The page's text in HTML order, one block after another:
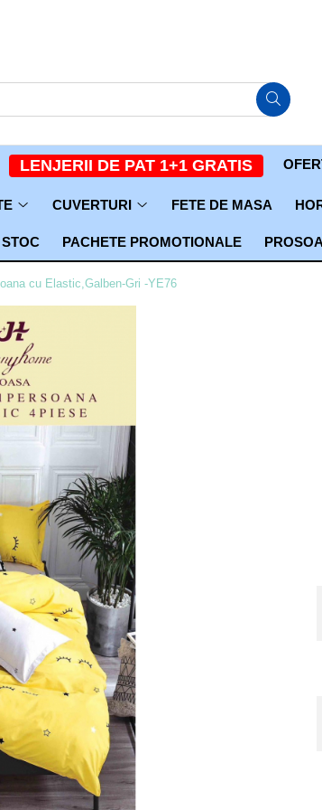
LENJERII DE PAT 1+1 GRATIS
CUVERTURI FETE DE MASA
PACHETE PROMOTIONALE
cu Elastic,Galben-Gri -YE76